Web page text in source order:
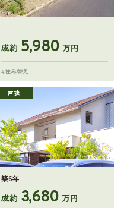
成約 5,980 万円
#住み替え
戸建
築6年
成約 3,680 万円